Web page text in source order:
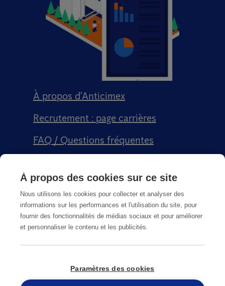
À propos d'Anticimex
Recrutement : page carrières
FAQ / Questions fréquentes
Conditions générales de vente CGPS
CGU
À propos des cookies sur ce site
Nous utilisons les cookies pour collecter et analyser des
informations sur les performances et l'utilisation du site, pour
fournir des fonctionnalités de médias sociaux et pour améliorer
et personnaliser le contenu et les publicités.
Paramètres des cookies